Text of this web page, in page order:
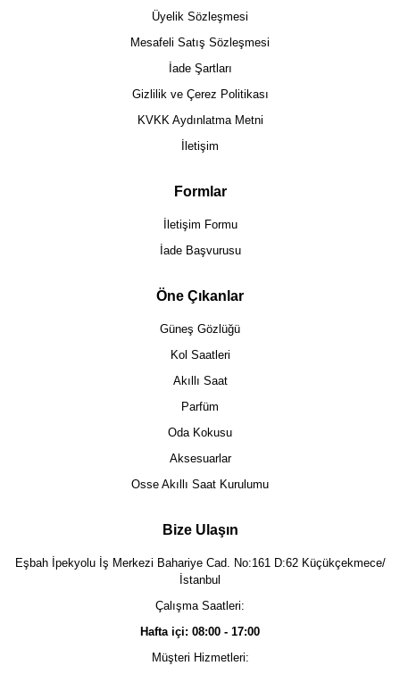
Üyelik Sözleşmesi
Mesafeli Satış Sözleşmesi
İade Şartları
Gizlilik ve Çerez Politikası
KVKK Aydınlatma Metni
İletişim
Formlar
İletişim Formu
İade Başvurusu
Öne Çıkanlar
Güneş Gözlüğü
Kol Saatleri
Akıllı Saat
Parfüm
Oda Kokusu
Aksesuarlar
Osse Akıllı Saat Kurulumu
Bize Ulaşın
Eşbah İpekyolu İş Merkezi Bahariye Cad. No:161 D:62 Küçükçekmece/
İstanbul
Çalışma Saatleri:
Hafta içi: 08:00 - 17:00
Müşteri Hizmetleri: